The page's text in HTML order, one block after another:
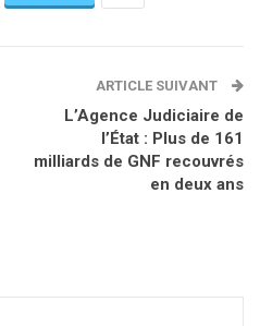
ARTICLE SUIVANT
L’Agence Judiciaire de
l’État : Plus de 161
milliards de GNF recouvrés
en deux ans